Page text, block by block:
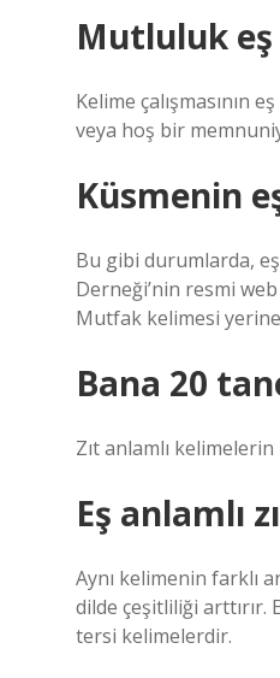
Mutluluk eş
Kelime çalışmasının
veya hoş bir
Küsmenin
Bu gibi durumlarda,
Derneği’nin resmi
Mutfak kelimesi
Bana 20
Zıt anlamlı kelimelerin
Eş anlamlı
Aynı kelimenin farklı
dilde çeşitliliği
tersi kelimelerdir.